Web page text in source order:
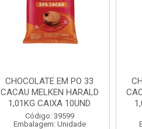
CHOCOLATE EM PO 33
CACAU MELKEN HARALD
1,01KG CAIXA 10UND
Código: 39599
Embalagem: Unidade